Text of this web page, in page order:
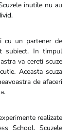
inutile nu au
cu un partener de
subiect. In timpul
va cereti scuze
Aceasta scuza
de afaceri
realizate
School. Scuzele